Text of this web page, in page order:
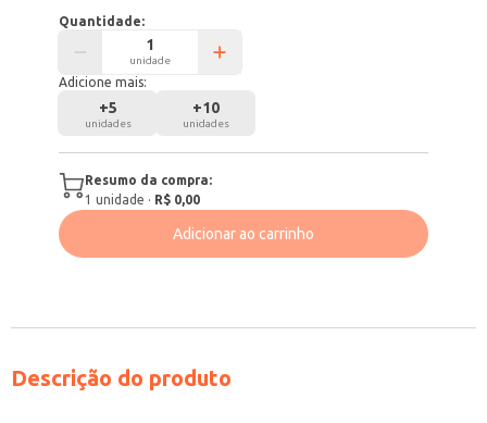
Quantidade:
unidade
Adicione mais:
+5
unidades
+10
unidades
Resumo da compra:
1 unidade · R$ 0,00
Adicionar ao carrinho
Descrição do produto